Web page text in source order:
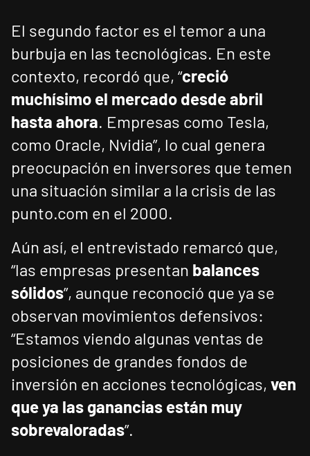
El segundo factor es el temor a una
burbuja en las tecnológicas. En este
contexto, recordó que, “creció
muchísimo el mercado desde abril
hasta ahora. Empresas como Tesla,
como Oracle, Nvidia”, lo cual genera
preocupación en inversores que temen
una situación similar a la crisis de las
punto.com en el 2000.
Aún así, el entrevistado remarcó que,
“las empresas presentan balances
sólidos”, aunque reconoció que ya se
observan movimientos defensivos:
“Estamos viendo algunas ventas de
posiciones de grandes fondos de
inversión en acciones tecnológicas, ven
que ya las ganancias están muy
sobrevaloradas”.